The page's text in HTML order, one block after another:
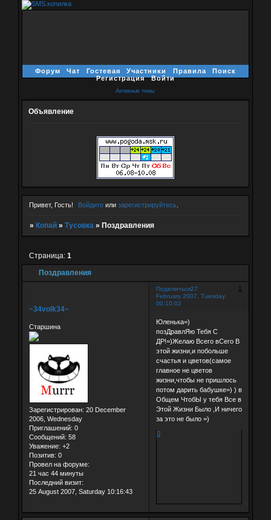
Форум Чат Гостевая Участники Правила
Поиск
Регистрация
Войти
Активные темы
Объявление
Привет, Гость! Войдите илизарегистрируйтесь
» Копай » Тусовка » Поздравления
Поздравления
Страница: 1
Поделиться 1
27
February 2007, Tuesday
00:10:02
~34volk34~
Старшина
Зарегистрирован: 20 December
2006, Wednesday
Приглашений: 0
Сообщений: 58
Уважение: +2
Позитив: 0
Провел на форуме:
21 час 44 минуты
Последний визит:
25 August 2007, Saturday 10:16:43
Юленька=)
позДравлЯю Тебя С
ДР!=)Желаю Всего вСего В
этой жизни,и побольше
счастья и цветов(самое
главное не цветов
жизни,чтобы не пришлось
потом дарить бабушке=) ) в
Общем ЧтобЫ у тебя Все в
Этой Жизни Было ,И ничего
за это не было =)
0